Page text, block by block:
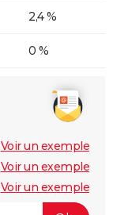
2,4 %
0 %
Voir un exemple
Voir un exemple
Voir un exemple